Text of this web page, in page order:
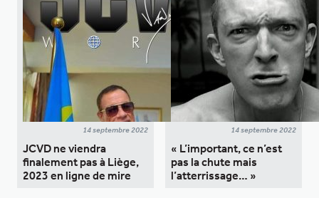
14 septembre 2022
JCVD ne viendra
finalement pas à Liège,
2023 en ligne de mire
14 septembre 2022
« L’important, ce n’est
pas la chute mais
l’atterrissage… »